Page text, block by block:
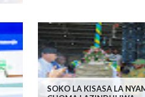
SOKO LA KISASA LA